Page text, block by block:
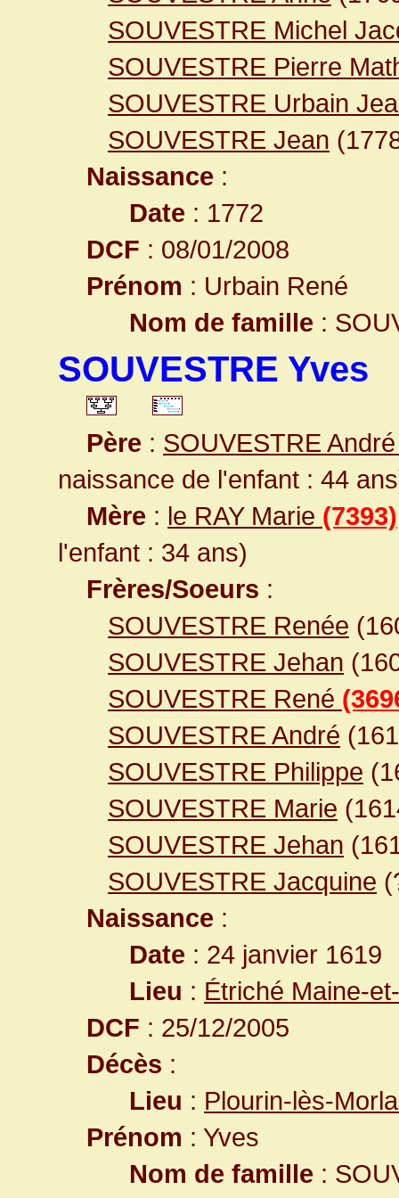
SOUVESTRE Michel
SOUVESTRE Pierre
SOUVESTRE Urbain
SOUVESTRE Jean
Naissance :
Date : 1772
DCF : 08/01/2008
Prénom : Urbain René
Nom de famille :
SOUVESTRE Yves
Père : SOUVESTRE
naissance de l'enfant : 44
Mère : le RAY Marie (7393)
l'enfant : 34 ans)
Frères/Soeurs :
SOUVESTRE Renée
SOUVESTRE Jehan
SOUVESTRE René
SOUVESTRE André
SOUVESTRE Philippe
SOUVESTRE Marie
SOUVESTRE Jehan
SOUVESTRE Jacquine
Naissance :
Date : 24 janvier 1619
Lieu : Étriché Maine-
DCF : 25/12/2005
Décès :
Lieu : Plourin-lès-
Prénom : Yves
Nom de famille :